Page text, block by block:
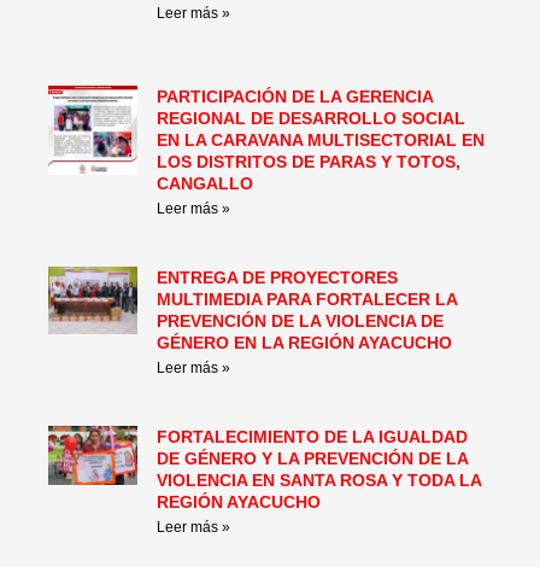
Leer más »
PARTICIPACIÓN DE LA GERENCIA
REGIONAL DE DESARROLLO SOCIAL
EN LA CARAVANA MULTISECTORIAL EN
LOS DISTRITOS DE PARAS Y TOTOS,
CANGALLO
Leer más »
ENTREGA DE PROYECTORES
MULTIMEDIA PARA FORTALECER LA
PREVENCIÓN DE LA VIOLENCIA DE
GÉNERO EN LA REGIÓN AYACUCHO
Leer más »
FORTALECIMIENTO DE LA IGUALDAD
DE GÉNERO Y LA PREVENCIÓN DE LA
VIOLENCIA EN SANTA ROSA Y TODA LA
REGIÓN AYACUCHO
Leer más »